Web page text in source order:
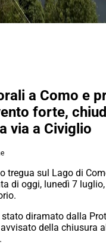
a Como e
forte,
via a Civiglio
tregua sul Lago di
di oggi, lunedì 7
stato diramato dalla
della chiusura